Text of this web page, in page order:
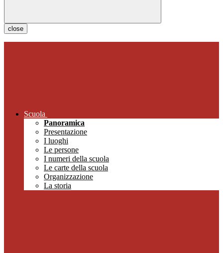
close
Scuola
Panoramica
Presentazione
I luoghi
Le persone
I numeri della scuola
Le carte della scuola
Organizzazione
La storia